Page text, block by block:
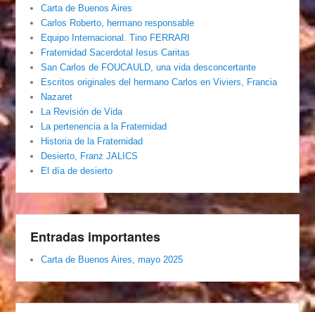
Carta de Buenos Aires
Carlos Roberto, hermano responsable
Equipo Internacional. Tino FERRARI
Fraternidad Sacerdotal Iesus Caritas
San Carlos de FOUCAULD, una vida desconcertante
Escritos originales del hermano Carlos en Viviers, Francia
Nazaret
La Revisión de Vida
La pertenencia a la Fraternidad
Historia de la Fraternidad
Desierto, Franz JALICS
El día de desierto
Entradas importantes
Carta de Buenos Aires, mayo 2025